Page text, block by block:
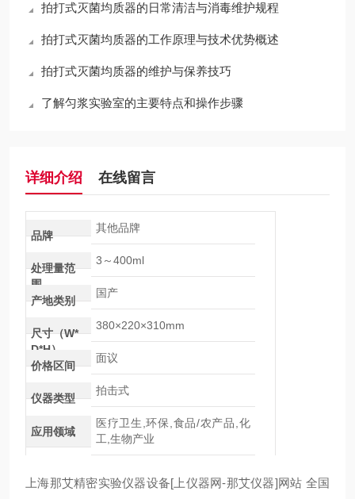
拍打式灭菌均质器的日常清洁与消毒维护规程
拍打式灭菌均质器的工作原理与技术优势概述
拍打式灭菌均质器的维护与保养技巧
了解匀浆实验室的主要特点和操作步骤
详细介绍 在线留言
品牌
其他品牌
处理量范
围
3～400ml
产地类别
国产
尺寸（W*
D*H）
380×220×310mm
价格区间
面议
仪器类型
拍击式
应用领域
医疗卫生,环保,食品/农产品,化
工,生物产业
上海那艾精密实验仪器设备[上仪器网-那艾仪器]网站 全国